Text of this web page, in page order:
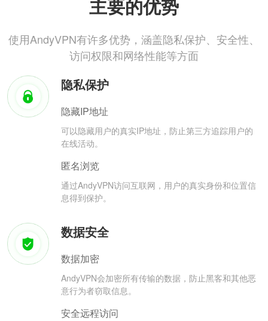
主要的优势
使用AndyVPN有许多优势，涵盖隐私保护、安全性、
访问权限和网络性能等方面
隐私保护
隐藏IP地址
可以隐藏用户的真实IP地址，防止第三方追踪用户的
在线活动。
匿名浏览
通过AndyVPN访问互联网，用户的真实身份和位置信
息得到保护。
数据安全
数据加密
AndyVPN会加密所有传输的数据，防止黑客和其他恶
意行为者窃取信息。
安全远程访问